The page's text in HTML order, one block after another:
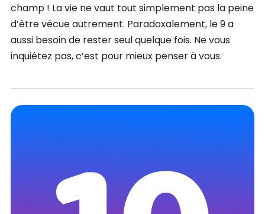
champ ! La vie ne vaut tout simplement pas la peine
d’être vécue autrement. Paradoxalement, le 9 a
aussi besoin de rester seul quelque fois. Ne vous
inquiétez pas, c’est pour mieux penser à vous.